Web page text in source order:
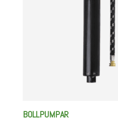
BOLLPUMPAR